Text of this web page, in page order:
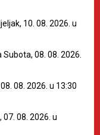
10. 08. 2026. u
Subota, 08. 08. 2026.
08. 2026. u 13:30
08. 2026. u